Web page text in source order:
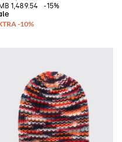
1,489.54
-15%